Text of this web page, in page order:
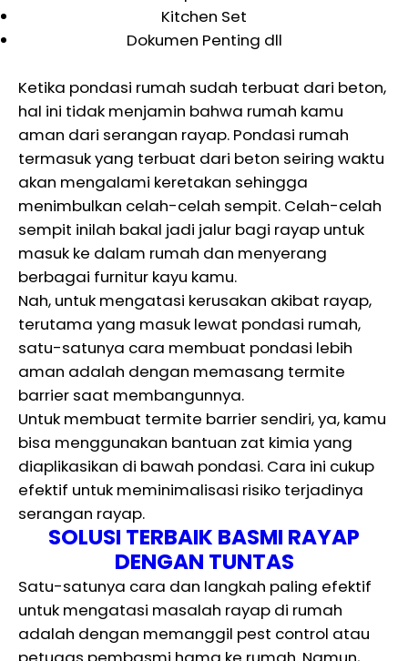
Kitchen Set
Dokumen Penting dll
Ketika pondasi rumah sudah terbuat dari beton,
hal ini tidak menjamin bahwa rumah kamu
aman dari serangan rayap. Pondasi rumah
termasuk yang terbuat dari beton seiring waktu
akan mengalami keretakan sehingga
menimbulkan celah-celah sempit. Celah-celah
sempit inilah bakal jadi jalur bagi rayap untuk
masuk ke dalam rumah dan menyerang
berbagai furnitur kayu kamu.
Nah, untuk mengatasi kerusakan akibat rayap,
terutama yang masuk lewat pondasi rumah,
satu-satunya cara membuat pondasi lebih
aman adalah dengan memasang termite
barrier saat membangunnya.
Untuk membuat termite barrier sendiri, ya, kamu
bisa menggunakan bantuan zat kimia yang
diaplikasikan di bawah pondasi. Cara ini cukup
efektif untuk meminimalisasi risiko terjadinya
serangan rayap.
SOLUSI TERBAIK BASMI RAYAP
DENGAN TUNTAS
Satu-satunya cara dan langkah paling efektif
untuk mengatasi masalah rayap di rumah
adalah dengan memanggil pest control atau